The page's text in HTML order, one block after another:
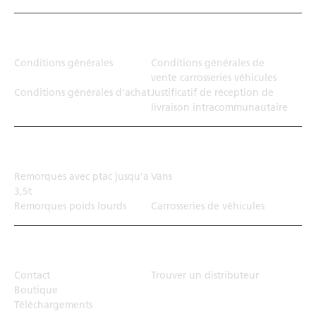
Conditions générales
Conditions générales de
vente carrosseries véhicules
Conditions générales d'achatJustificatif de réception de
livraison intracommunautaire
Remorques avec ptac jusqu'a
3,5t
Vans
Remorques poids lourds Carrosseries de véhicules
Contact
Trouver un distributeur
Boutique
Téléchargements